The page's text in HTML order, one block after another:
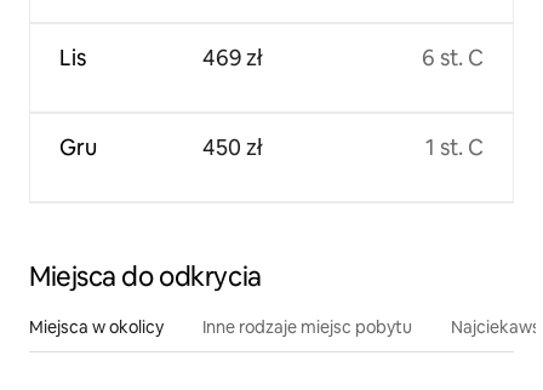
Lis
Gru
469 zł
450 zł
6 st. C
1 st. C
Miejsca do odkrycia
Miejsca w okolicy Inne rodzaje miejsc pobytu